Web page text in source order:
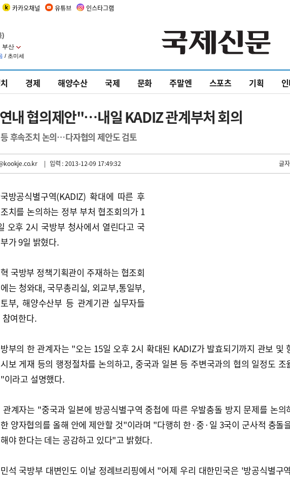
카카오채널 유튜브 인스타그램
경제 해양수산 국제 문화 주말엔 스포츠 기획
내 협의제안"…내일 KADIZ 관계부처 회의
후속조치 논의…다자협의 제안도 검토
| 입력 : 2013-12-09 17:49:32 글
방공식별구역(KADIZ) 확대에 따른 후
치를 논의하는 정부 부처 협조회의가 1
오후 2시 국방부 청사에서 열린다고 국
가 9일 밝혔다.
국방부 정책기획관이 주재하는 협조회
는 청와대, 국무총리실, 외교부,통일부,
부, 해양수산부 등 관계기관 실무자들
참여한다.
부의 한 관계자는 "오는 15일 오후 2시 확대된 KADIZ가 발효되기까지 관보 및
보 게재 등의 행정절차를 논의하고, 중국과 일본 등 주변국과의 협의 일정도 조
이라고 설명했다.
관계자는 "중국과 일본에 방공식별구역 중첩에 따른 우발충돌 방지 문제를 논의
양자협의를 올해 안에 제안할 것"이라며 "다행히 한·중·일 3국이 군사적 충돌
야 한다는 데는 공감하고 있다"고 밝혔다.
석 국방부 대변인도 이날 정례브리핑에서 "어제 우리 대한민국은 '방공식별구